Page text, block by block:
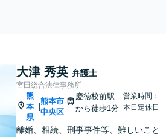
警察署へ迅速に対応。電話・
談可】
大津 秀英 弁護士
宮田総合法律事務所
熊
本
県
熊本市
中央区
慶徳校前駅
から徒歩1分
営業時間：
本日定休日
離婚、相続、刑事事件等、難しいこと